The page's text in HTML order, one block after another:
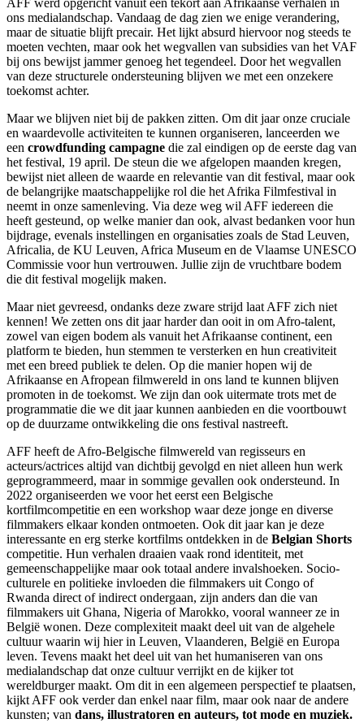
AFF werd opgericht vanuit een tekort aan Afrikaanse verhalen in
ons medialandschap. Vandaag de dag zien we enige verandering,
maar de situatie blijft precair. Het lijkt absurd hiervoor nog steeds te
moeten vechten, maar ook het wegvallen van subsidies van het VAF
bij ons bewijst jammer genoeg het tegendeel. Door het wegvallen
van deze structurele ondersteuning blijven we met een onzekere
toekomst achter.
Maar we blijven niet bij de pakken zitten. Om dit jaar onze cruciale
en waardevolle activiteiten te kunnen organiseren, lanceerden we
een crowdfunding campagne die zal eindigen op de eerste dag van
het festival, 19 april. De steun die we afgelopen maanden kregen,
bewijst niet alleen de waarde en relevantie van dit festival, maar ook
de belangrijke maatschappelijke rol die het Afrika Filmfestival in
neemt in onze samenleving. Via deze weg wil AFF iedereen die
heeft gesteund, op welke manier dan ook, alvast bedanken voor hun
bijdrage, evenals instellingen en organisaties zoals de Stad Leuven,
Africalia, de KU Leuven, Africa Museum en de Vlaamse UNESCO
Commissie voor hun vertrouwen. Jullie zijn de vruchtbare bodem
die dit festival mogelijk maken.
Maar niet gevreesd, ondanks deze zware strijd laat AFF zich niet
kennen! We zetten ons dit jaar harder dan ooit in om Afro-talent,
zowel van eigen bodem als vanuit het Afrikaanse continent, een
platform te bieden, hun stemmen te versterken en hun creativiteit
met een breed publiek te delen. Op die manier hopen wij de
Afrikaanse en Afropean filmwereld in ons land te kunnen blijven
promoten in de toekomst. We zijn dan ook uitermate trots met de
programmatie die we dit jaar kunnen aanbieden en die voortbouwt
op de duurzame ontwikkeling die ons festival nastreeft.
AFF heeft de Afro-Belgische filmwereld van regisseurs en
acteurs/actrices altijd van dichtbij gevolgd en niet alleen hun werk
geprogrammeerd, maar in sommige gevallen ook ondersteund. In
2022 organiseerden we voor het eerst een Belgische
kortfilmcompetitie en een workshop waar deze jonge en diverse
filmmakers elkaar konden ontmoeten. Ook dit jaar kan je deze
interessante en erg sterke kortfilms ontdekken in de Belgian Shorts
competitie. Hun verhalen draaien vaak rond identiteit, met
gemeenschappelijke maar ook totaal andere invalshoeken. Socio-
culturele en politieke invloeden die filmmakers uit Congo of
Rwanda direct of indirect ondergaan, zijn anders dan die van
filmmakers uit Ghana, Nigeria of Marokko, vooral wanneer ze in
België wonen. Deze complexiteit maakt deel uit van de algehele
cultuur waarin wij hier in Leuven, Vlaanderen, België en Europa
leven. Tevens maakt het deel uit van het humaniseren van ons
medialandschap dat onze cultuur verrijkt en de kijker tot
wereldburger maakt. Om dit in een algemeen perspectief te plaatsen,
kijkt AFF ook verder dan enkel naar film, maar ook naar de andere
kunsten; van dans, illustratoren en auteurs, tot mode en muziek.